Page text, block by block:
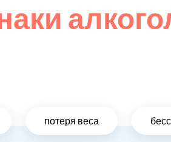
потеря веса